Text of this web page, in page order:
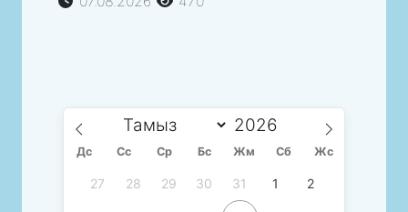
Дс Сc Ср Бс Жм Сб Жс
27 28 29 30 31 1 2